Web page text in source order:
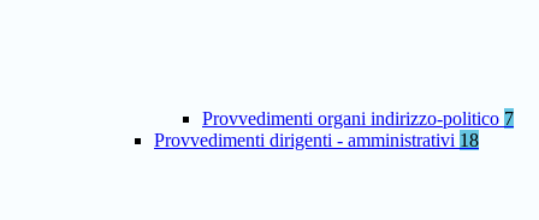
Provvedimenti organi indirizzo-politico 7
Provvedimenti dirigenti - amministrativi 18